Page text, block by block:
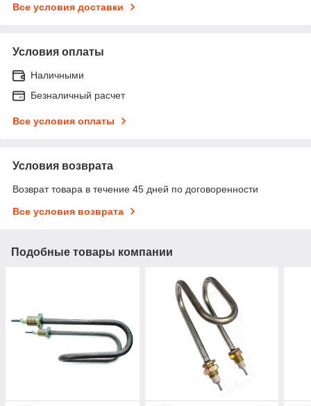
Все условия доставки
Условия оплаты
Наличными
Безналичный расчет
Все условия оплаты
Условия возврата
Возврат товара в течение 45 дней по договоренности
Все условия возврата
Подобные товары компании